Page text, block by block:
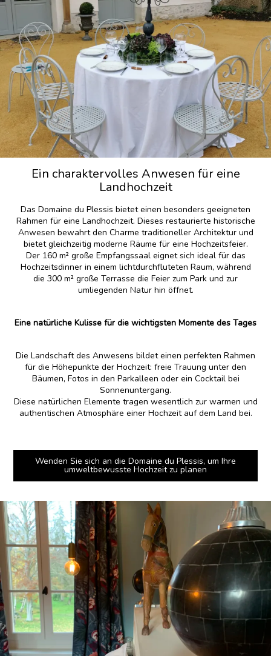
Ein charaktervolles Anwesen für eine
Landhochzeit
Das Domaine du Plessis bietet einen besonders geeigneten
Rahmen für eine Landhochzeit. Dieses restaurierte historische
Anwesen bewahrt den Charme traditioneller Architektur und
bietet gleichzeitig moderne Räume für eine Hochzeitsfeier.
Der 160 m² große Empfangssaal eignet sich ideal für das
Hochzeitsdinner in einem lichtdurchfluteten Raum, während
die 300 m² große Terrasse die Feier zum Park und zur
umliegenden Natur hin öffnet.
Eine natürliche Kulisse für die wichtigsten Momente des Tages
Die Landschaft des Anwesens bildet einen perfekten Rahmen
für die Höhepunkte der Hochzeit: freie Trauung unter den
Bäumen, Fotos in den Parkalleen oder ein Cocktail bei
Sonnenuntergang.
Diese natürlichen Elemente tragen wesentlich zur warmen und
authentischen Atmosphäre einer Hochzeit auf dem Land bei.
Wenden Sie sich an die Domaine du Plessis, um Ihre
umweltbewusste Hochzeit zu planen